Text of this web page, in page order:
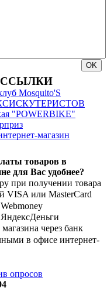
Mosquito'S
"POWERBIKE"
магазин
товаров в
для Вас удобнее?
при получении товара
VISA или MasterCard
через банк
в офисе интернет-
опросов